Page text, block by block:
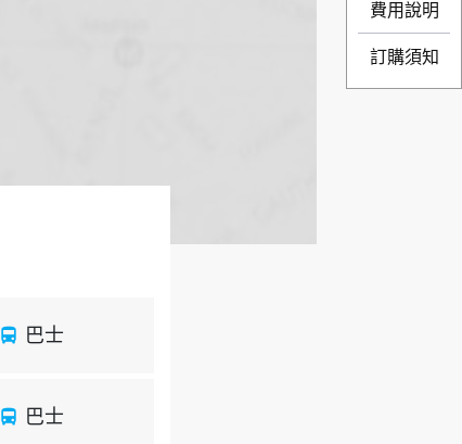
費用說明
訂購須知
directions_bus 巴士
directions_bus 巴士